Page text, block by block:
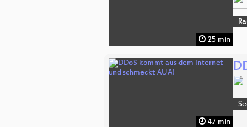
25 min
47 min